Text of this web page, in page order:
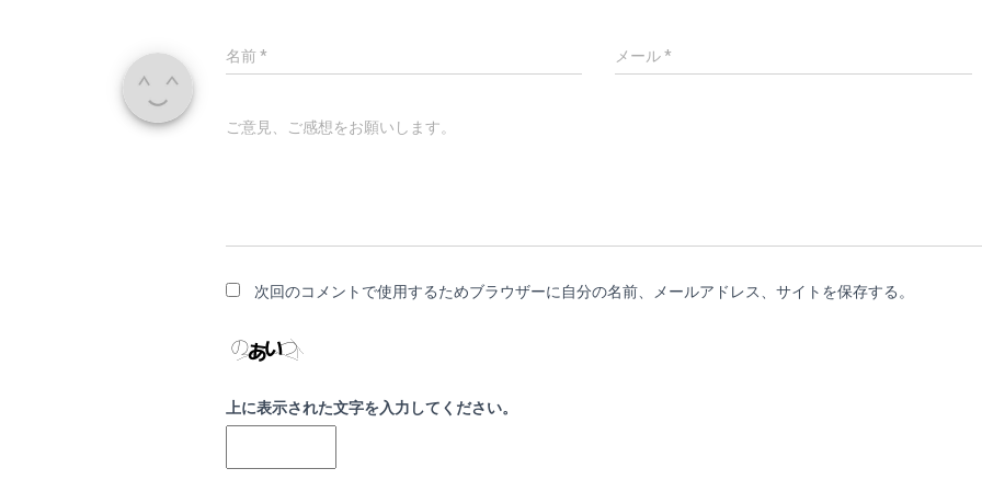
名前* メール*
ご意見、ご感想をお願いします。
次回のコメントで使用するためブラウザーに自分の名前、メールアドレス、サイトを保存する。
上に表示された文字を入力してください。